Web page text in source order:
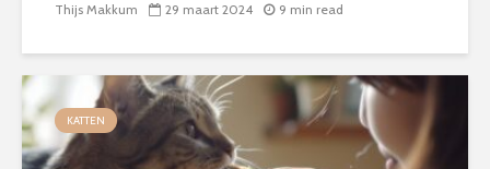
Thijs Makkum 29 maart 2024 9 min read
KATTEN